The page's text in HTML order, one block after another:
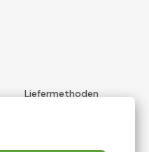
Liefermethoden